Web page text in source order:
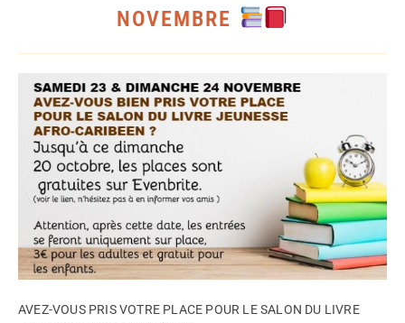
NOVEMBRE
AVEZ-VOUS PRIS VOTRE PLACE POUR LE SALON DU LIVRE